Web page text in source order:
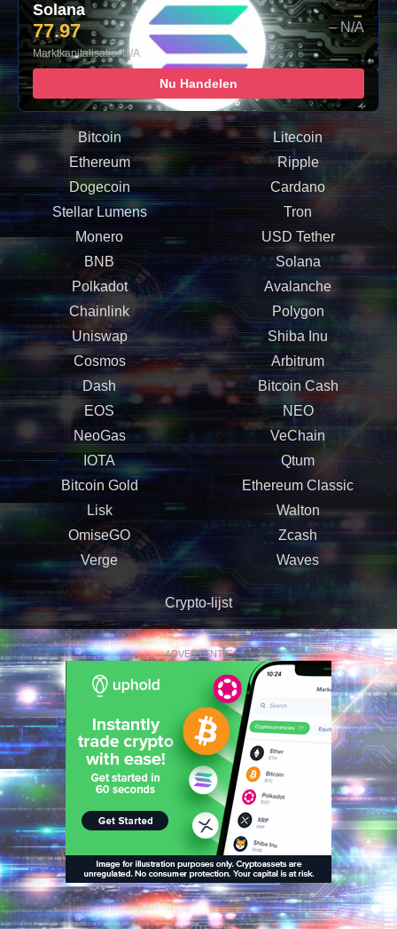
Solana
77.97 – N/A
Marktkapitalisatie: N/A
Nu Handelen
Bitcoin
Litecoin
Ethereum
Ripple
Dogecoin
Cardano
Stellar Lumens
Tron
Monero
USD Tether
BNB
Solana
Polkadot
Avalanche
Chainlink
Polygon
Uniswap
Shiba Inu
Cosmos
Arbitrum
Dash
Bitcoin Cash
EOS
NEO
NeoGas
VeChain
IOTA
Qtum
Bitcoin Gold
Ethereum Classic
Lisk
Walton
OmiseGO
Zcash
Verge
Waves
Crypto-lijst
ADVERTENTIE